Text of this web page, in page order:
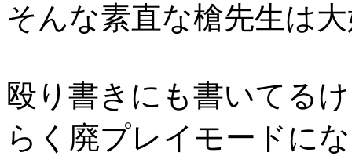
そんな素直な槍先生は
殴り書きにも書いてる
らく廃プレイモードに